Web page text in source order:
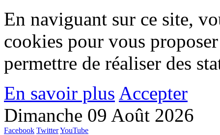
En naviguant sur ce site,
cookies pour vous
permettre de réaliser des
En savoir plus Accepter
Dimanche 09 Août 2026
Facebook TwitterYouTube